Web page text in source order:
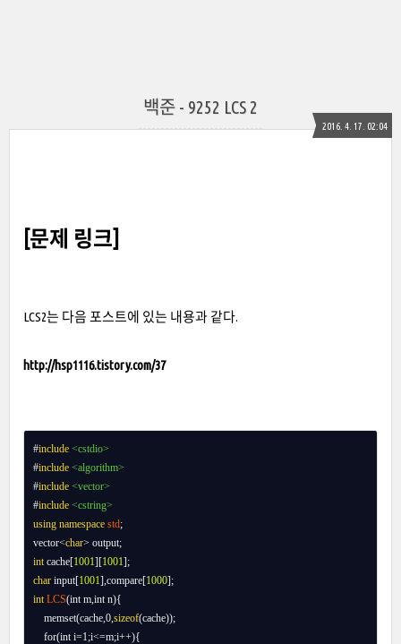
백준 - 9252 LCS 2
2016. 4. 17. 02:04
[문제 링크]
LCS2는 다음 포스트에 있는 내용과 같다.
http://hsp1116.tistory.com/37
#include <cstdio>
#include <algorithm>
#include <vector>
#include <cstring>
using namespace std;
vector<char
int cache[1001][1001
char input[1001],compare[1000
int LCS(int m,int n){
    memset(cache,0,
sizeof(cache));
    for(int i=1;i<=m;i++){